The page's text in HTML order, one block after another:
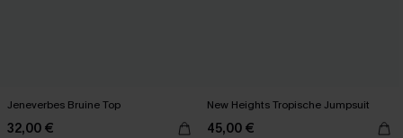
Jeneverbes Bruine Top
32,00 €
New Heights Tropische Jumpsuit
45,00 €